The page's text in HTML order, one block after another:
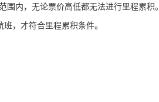
内，无论票价高低都无法进行里程累积。
，才符合里程累积条件。